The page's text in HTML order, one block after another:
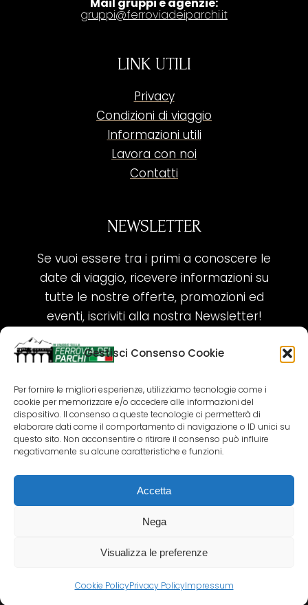
Gestisci Consenso Cookie
Per fornire le migliori esperienze, utilizziamo tecnologie come i
cookie per memorizzare e/o accedere alle informazioni del
dispositivo. Il consenso a queste tecnologie ci permetterà di
elaborare dati come il comportamento di navigazione o ID unici su
questo sito. Non acconsentire o ritirare il consenso può influire
negativamente su alcune caratteristiche e funzioni.
Accetta
Nega
Visualizza le preferenze
Cookie PolicyPrivacy PolicyImpressum
Mail gruppi e agenzie:
gruppi@ferroviadeiparchi.it
LINK UTILI
Privacy
Condizioni di viaggio
Informazioni utili
Lavora con noi
Contatti
NEWSLETTER
Se vuoi essere tra i primi a conoscere le
date di viaggio, ricevere informazioni su
tutte le nostre offerte, promozioni ed
eventi, iscriviti alla nostra Newsletter!
ISCRIVITI ORA!
SEGUICI SUI NOSTRI SOCIAL
COPYRIGHT 2018-2025 PALLENIUM TOURISM
SRL
AGENZIA VIAGGI E TOUR OPERATOR – P.IVA: